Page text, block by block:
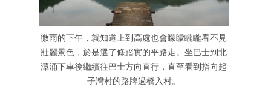
微雨的下午，就知道上到高處也會矇矇矓矓看不見
壯麗景色，於是選了條踏實的平路走。坐巴士到北
潭涌下車後繼續往巴士方向直行，直至看到指向起
子灣村的路牌過橋入村。